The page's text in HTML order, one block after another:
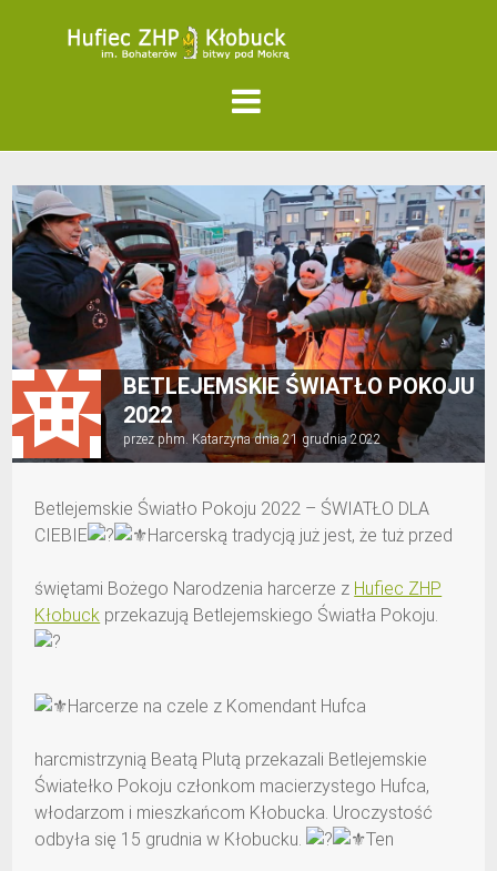
BETLEJEMSKIE ŚWIATŁO POKOJU
2022
przez phm. Katarzynadnia21 grudnia 2022
Betlejemskie Światło Pokoju 2022 – ŚWIATŁO DLA
CIEBIE
Harcerską tradycją już jest, że tuż przed
świętami Bożego Narodzenia harcerze z Hufiec ZHP
Kłobuck przekazują Betlejemskiego Światła Pokoju.
Harcerze na czele z Komendant Hufca
harcmistrzynią Beatą Plutą przekazali Betlejemskie
Światełko Pokoju członkom macierzystego Hufca,
włodarzom i mieszkańcom Kłobucka. Uroczystość
odbyła się 15 grudnia w Kłobucku.
Ten